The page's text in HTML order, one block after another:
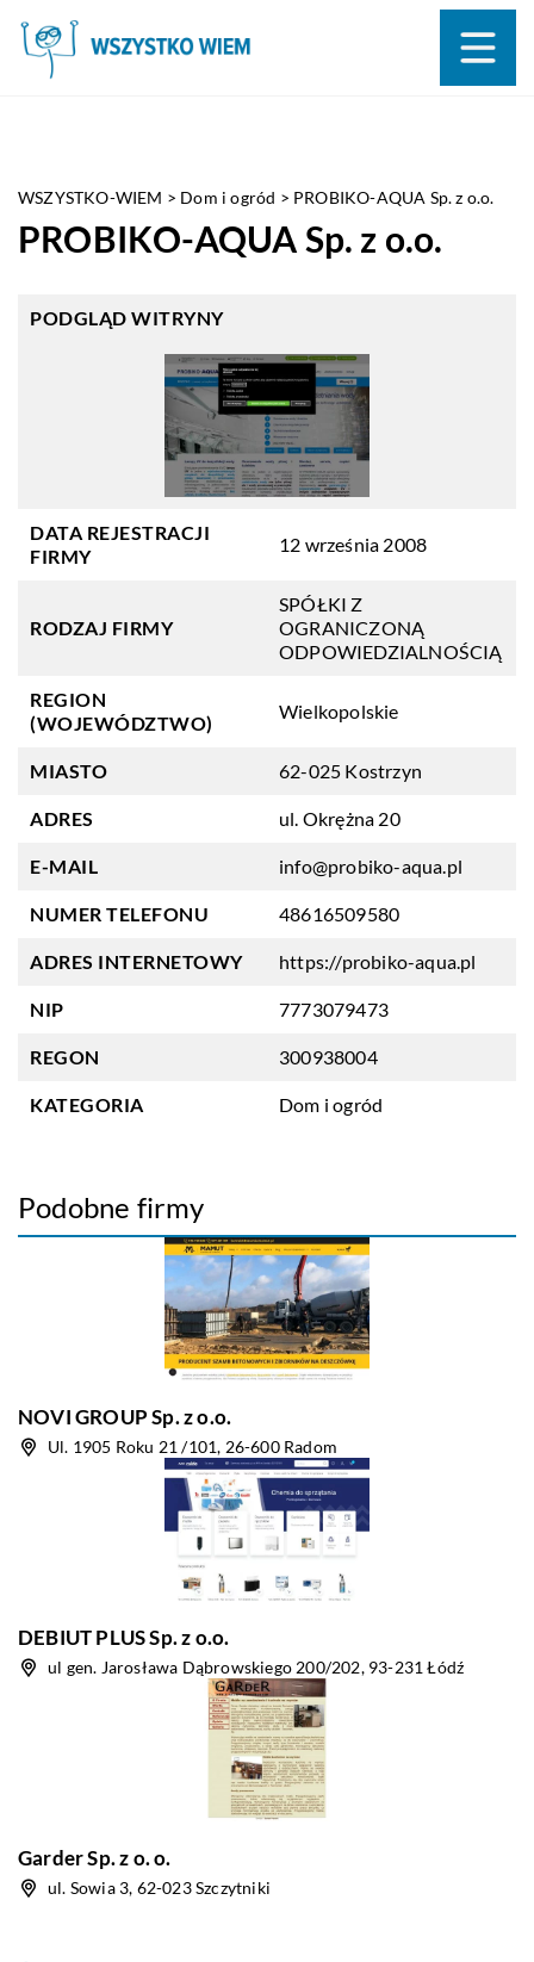
WSZYSTKO-WIEM > Dom i ogród > PROBIKO-AQUA Sp. z o.o.
PROBIKO-AQUA Sp. z o.o.
PODGLĄD WITRYNY
DATA REJESTRACJI
FIRMY
12 września 2008
RODZAJ FIRMY
SPÓŁKI Z
OGRANICZONĄ
ODPOWIEDZIALNOŚCIĄ
REGION
(WOJEWÓDZTWO)
Wielkopolskie
MIASTO 62-025 Kostrzyn
ADRES ul. Okrężna 20
E-MAIL info@probiko-aqua.pl
NUMER TELEFONU 48616509580
ADRES INTERNETOWY https://probiko-aqua.pl
NIP 7773079473
REGON 300938004
KATEGORIA Dom i ogród
Podobne firmy
NOVI GROUP Sp. z o.o.
Ul. 1905 Roku 21 /101, 26-600 Radom
DEBIUT PLUS Sp. z o.o.
ul gen. Jarosława Dąbrowskiego 200/202, 93-231 Łódź
Garder Sp. z o. o.
ul. Sowia 3, 62-023 Szczytniki